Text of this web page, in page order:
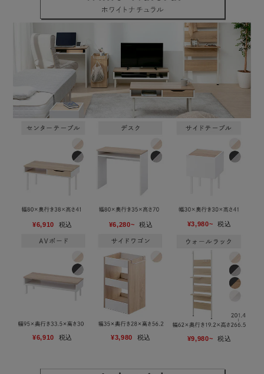
¥6,910 税込 ¥6,280~ 税込 ¥3,980~ 税込
¥6,910 税込 ¥3,980 税込 ¥9,980~ 税込